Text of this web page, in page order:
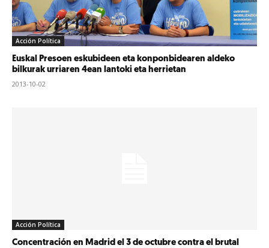
Acción Política
Euskal Presoen eskubideen eta konponbidearen aldeko
bilkurak urriaren 4ean lantoki eta herrietan
2013-10-02
Acción Política
Concentración en Madrid el 3 de octubre contra el brutal